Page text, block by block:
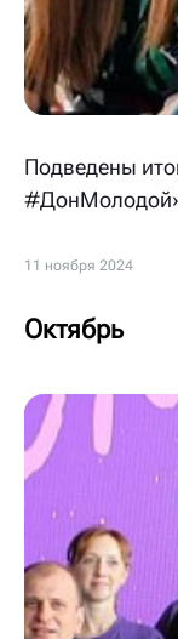
Подведены
11 ноября 2024
Октябрь